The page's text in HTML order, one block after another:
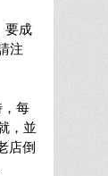
要成
注
每
，並
店倒